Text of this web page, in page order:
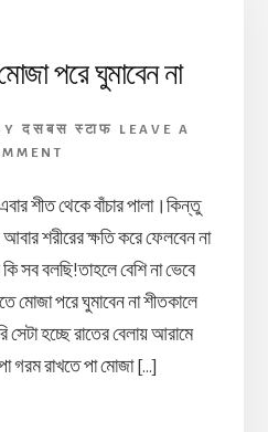
পরে ঘুমাবেন না
दसबस स्टाफ
LEAVE A
শীত থেকে বাঁচার পালা।কিন্তু
শরীরের ক্ষতি করে ফেলবেন না
সব বলছি!তাহলে বেশি না ভেবে
পরে ঘুমাবেন না শীতকালে
হচ্ছে রাতের বেলায় আরামে
গরম রাখতে পা মোজা […]